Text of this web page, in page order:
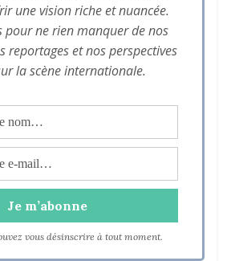
une vision riche et nuancée.
pour ne rien manquer de nos
reportages et nos perspectives
la scène internationale.
vous désinscrire à tout moment.